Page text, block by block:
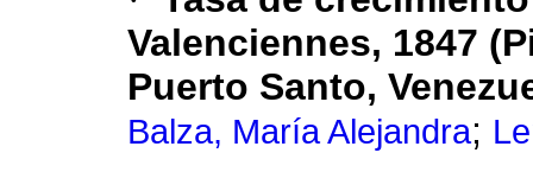
Valenciennes, 1847
Puerto Santo,
Balza, María Alejandra;